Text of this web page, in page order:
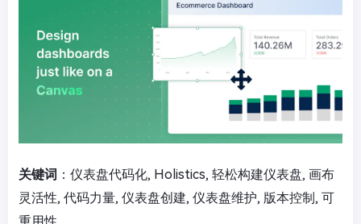
关键词 ：仪表盘代码化, Holistics, 轻松构建仪表盘, 画布
灵活性, 代码力量, 仪表盘创建, 仪表盘维护, 版本控制, 可